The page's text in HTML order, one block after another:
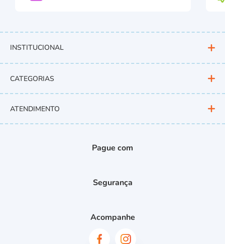
INSTITUCIONAL
CATEGORIAS
ATENDIMENTO
Pague com
Segurança
Acompanhe